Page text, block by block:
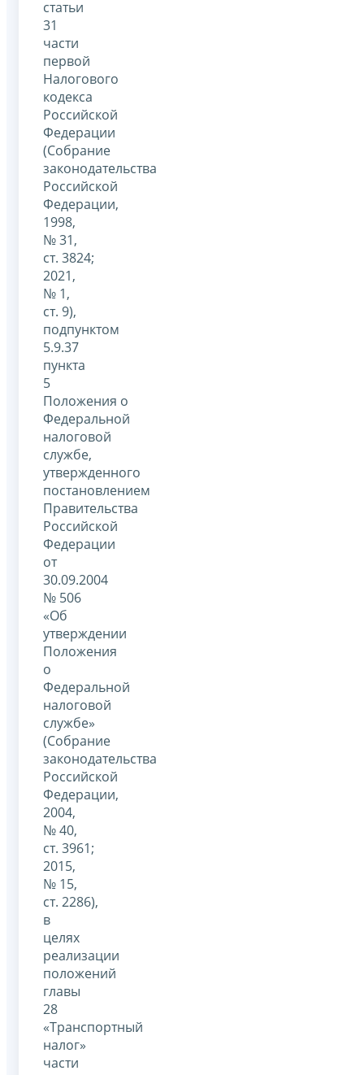
статьи
31
части
первой
Налогового
кодекса
Российской
Федерации
(Собрание
законодательства
Российской
Федерации,
1998,
№ 31,
ст. 3824;
2021,
№ 1,
ст. 9),
подпунктом
5.9.37
пункта
5
Положения о
Федеральной
налоговой
службе,
утвержденного
постановлением
Правительства
Российской
Федерации
от
30.09.2004
№ 506
«Об
утверждении
Положения
о
Федеральной
налоговой
службе»
(Собрание
законодательства
Российской
Федерации,
2004,
№ 40,
ст. 3961;
2015,
№ 15,
ст. 2286),
в
целях
реализации
положений
главы
28
«Транспортный
налог»
части